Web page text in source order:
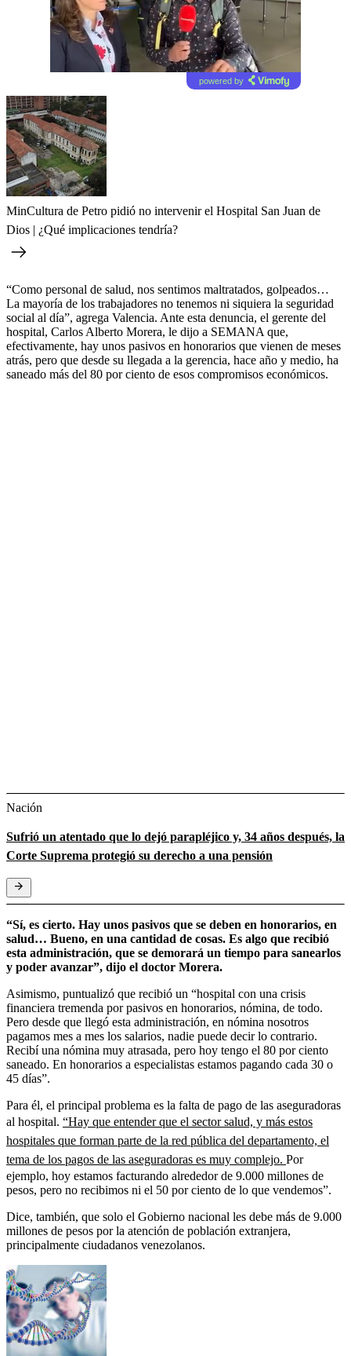
powered by
MinCultura de Petro pidió no intervenir el Hospital San Juan de
Dios | ¿Qué implicaciones tendría?
“Como personal de salud, nos sentimos maltratados, golpeados…
La mayoría de los trabajadores no tenemos ni siquiera la seguridad
social al día”, agrega Valencia. Ante esta denuncia, el gerente del
hospital, Carlos Alberto Morera, le dijo a SEMANA que,
efectivamente, hay unos pasivos en honorarios que vienen de meses
atrás, pero que desde su llegada a la gerencia, hace año y medio, ha
saneado más del 80 por ciento de esos compromisos económicos.
Nación
Sufrió un atentado que lo dejó parapléjico y, 34 años después, la
Corte Suprema protegió su derecho a una pensión
“Sí, es cierto. Hay unos pasivos que se deben en honorarios, en
salud… Bueno, en una cantidad de cosas. Es algo que recibió
esta administración, que se demorará un tiempo para sanearlos
y poder avanzar”, dijo el doctor Morera.
Asimismo, puntualizó que recibió un “hospital con una crisis
financiera tremenda por pasivos en honorarios, nómina, de todo.
Pero desde que llegó esta administración, en nómina nosotros
pagamos mes a mes los salarios, nadie puede decir lo contrario.
Recibí una nómina muy atrasada, pero hoy tengo el 80 por ciento
saneado. En honorarios a especialistas estamos pagando cada 30 o
45 días”.
Para él, el principal problema es la falta de pago de las aseguradoras
al hospital. “Hay que entender que el sector salud, y más estos
hospitales que forman parte de la red pública del departamento, el
tema de los pagos de las aseguradoras es muy complejo. Por
ejemplo, hoy estamos facturando alrededor de 9.000 millones de
pesos, pero no recibimos ni el 50 por ciento de lo que vendemos”.
Dice, también, que solo el Gobierno nacional les debe más de 9.000
millones de pesos por la atención de población extranjera,
principalmente ciudadanos venezolanos.